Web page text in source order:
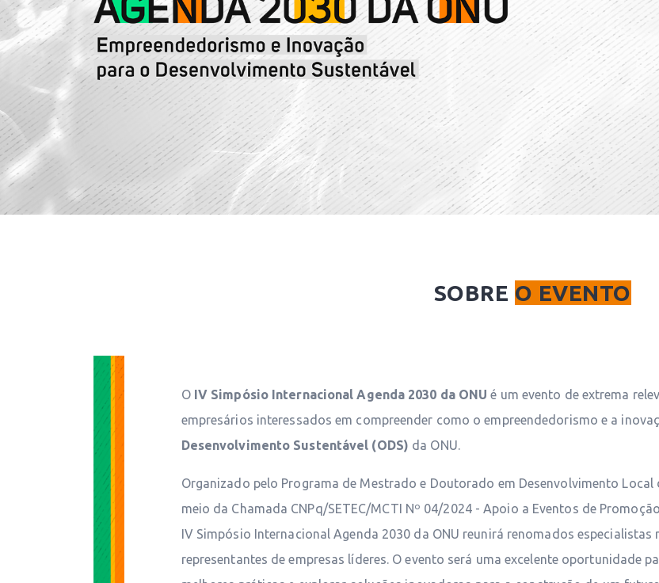
SOBRE O EVENTO
OIV Simpósio Internacional Agenda 2030 da ONU é um evento de extrema
empresários interessados em compreender como o empreendedorismo e a
Desenvolvimento Sustentável (ODS) da ONU.
Organizado pelo Programa de Mestrado e Doutorado em Desenvolvimento
meio da Chamada CNPq/SETEC/MCTI Nº 04/2024 - Apoio a Eventos de
IV Simpósio Internacional Agenda 2030 da ONU reunirá renomados
representantes de empresas líderes. O evento será uma excelente oportunidade